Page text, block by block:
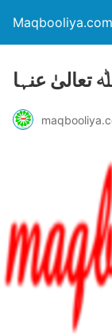
Maqbooliya.com
عنہا